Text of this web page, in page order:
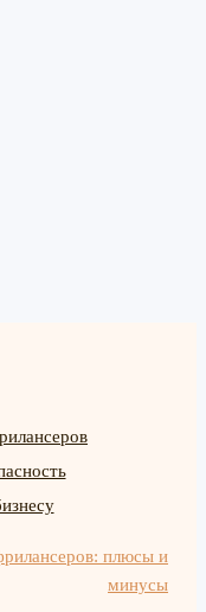
плюсы и
минусы